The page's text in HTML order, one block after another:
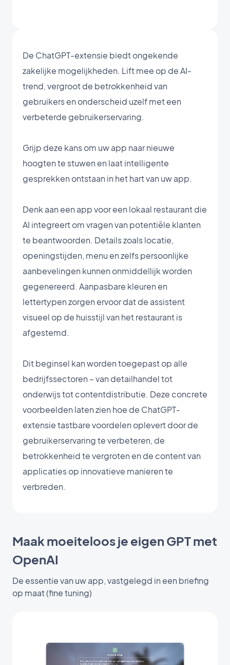
De ChatGPT-extensie biedt ongekende
zakelijke mogelijkheden. Lift mee op de AI-
trend, vergroot de betrokkenheid van
gebruikers en onderscheid uzelf met een
verbeterde gebruikerservaring.
Grijp deze kans om uw app naar nieuwe
hoogten te stuwen en laat intelligente
gesprekken ontstaan in het hart van uw app.
Denk aan een app voor een lokaal restaurant die
AI integreert om vragen van potentiële klanten
te beantwoorden. Details zoals locatie,
openingstijden, menu en zelfs persoonlijke
aanbevelingen kunnen onmiddellijk worden
gegenereerd. Aanpasbare kleuren en
lettertypen zorgen ervoor dat de assistent
visueel op de huisstijl van het restaurant is
afgestemd.
Dit beginsel kan worden toegepast op alle
bedrijfssectoren – van detailhandel tot
onderwijs tot contentdistributie. Deze concrete
voorbeelden laten zien hoe de ChatGPT-
extensie tastbare voordelen oplevert door de
gebruikerservaring te verbeteren, de
betrokkenheid te vergroten en de content van
applicaties op innovatieve manieren te
verbreden.
Maak moeiteloos je eigen GPT met
OpenAI
De essentie van uw app, vastgelegd in een briefing
op maat (fine tuning)